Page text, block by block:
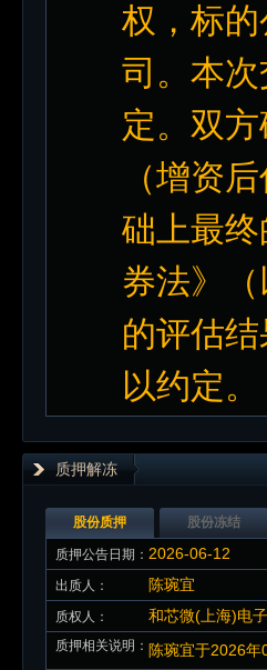
权，标
司。本
定。双
（增资
础上最
券法》
的评估
以约定。
质押解冻
股份质押 股份冻结
质押公告日期： 2026-06-12
出质人： 陈琬宜
质权人： 和芯微(上海)电
质押相关说明： 陈琬宜于2026